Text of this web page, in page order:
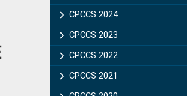
CPCCS 2024
CPCCS 2023
CPCCS 2022
CPCCS 2021